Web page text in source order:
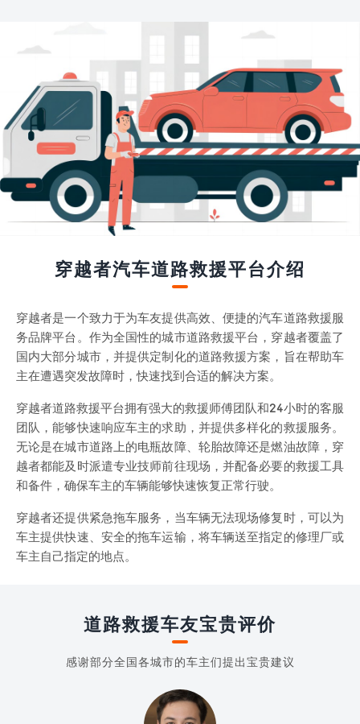
穿越者汽车道路救援平台介绍
穿越者是一个致力于为车友提供高效、便捷的汽车道路救援服
务品牌平台。作为全国性的城市道路救援平台，穿越者覆盖了
国内大部分城市，并提供定制化的道路救援方案，旨在帮助车
主在遭遇突发故障时，快速找到合适的解决方案。
穿越者道路救援平台拥有强大的救援师傅团队和24小时的客服
团队，能够快速响应车主的求助，并提供多样化的救援服务。
无论是在城市道路上的电瓶故障、轮胎故障还是燃油故障，穿
越者都能及时派遣专业技师前往现场，并配备必要的救援工具
和备件，确保车主的车辆能够快速恢复正常行驶。
穿越者还提供紧急拖车服务，当车辆无法现场修复时，可以为
车主提供快速、安全的拖车运输，将车辆送至指定的修理厂或
车主自己指定的地点。
道路救援车友宝贵评价
感谢部分全国各城市的车主们提出宝贵建议